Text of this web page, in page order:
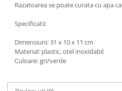
Razatoarea se poate curata cu apa
Specificatii:
Dimensiuni: 31 x 10 x 11 cm
Material: plastic, otel inoxidabil
Culoare: gri/verde